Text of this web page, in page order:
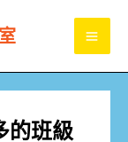
的班級